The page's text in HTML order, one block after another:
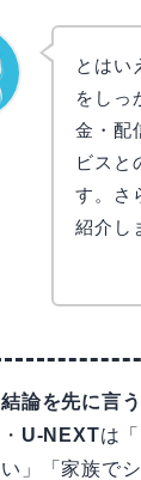
とはい
をしっ
金・配
ビスと
す。さ
紹介し
結論を先に言
・ U-NEXTは
い」「家族で